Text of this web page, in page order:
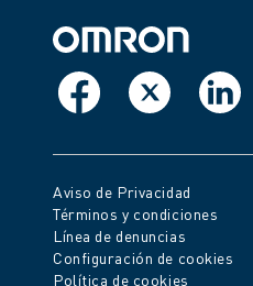
Aviso de Privacidad
Términos y condiciones
Línea de denuncias
Configuración de cookies
Política de cookies